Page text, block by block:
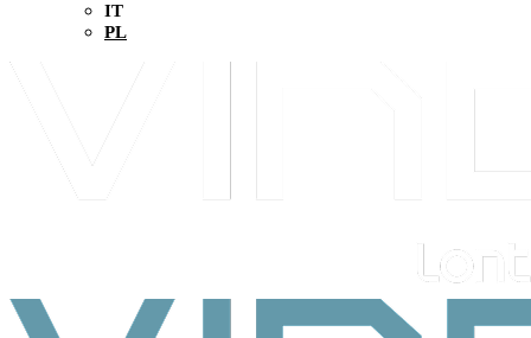
IT
PL